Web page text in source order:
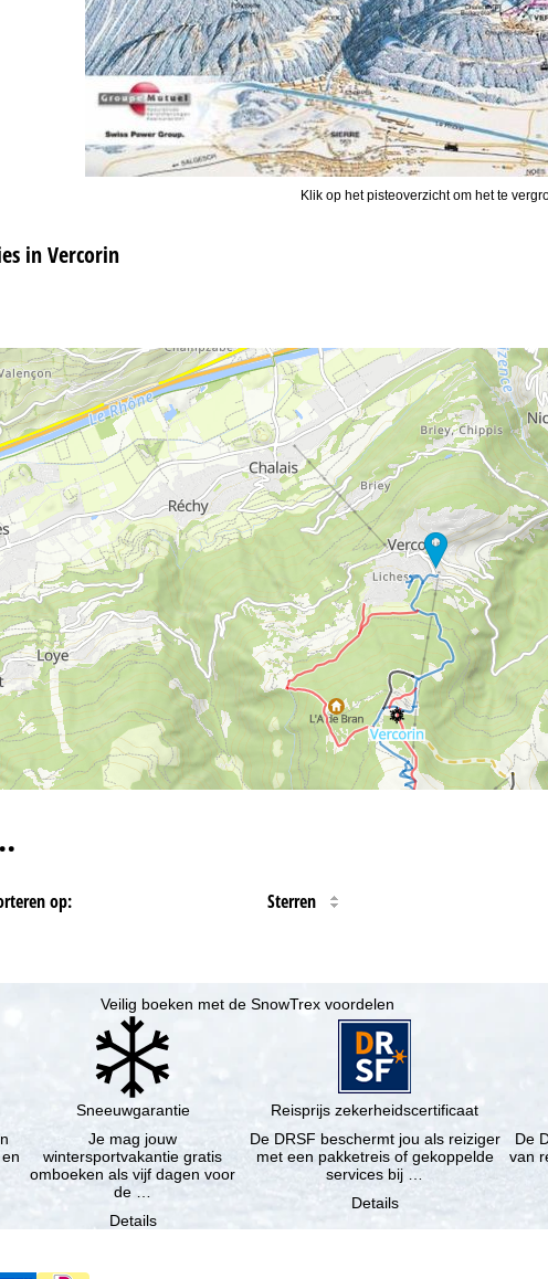
Klik op het pisteoverzicht om het te
in Vercorin
op: Sterren
Veilig boeken met de SnowTrex voordelen
Sneeuwgarantie
Je mag jouw
wintersportvakantie gratis
omboeken als vijf dagen voor
de …
Details
Reisprijs zekerheidscertificaat
De DRSF beschermt jou als reiziger
met een pakketreis of gekoppelde
services bij …
Details
De
van